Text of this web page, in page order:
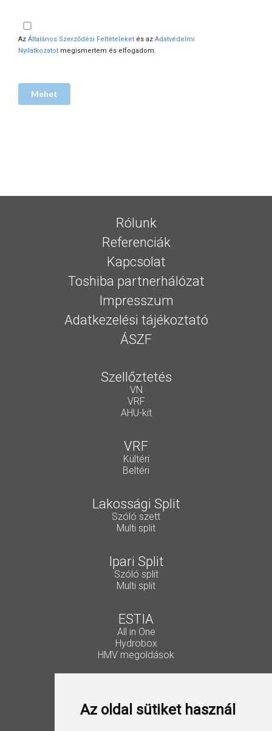
Az oldal sütiket használ
Az Általános Szerződési Feltételeket és az Adatvédelmi
Nyilatkozatot megismertem és elfogadom.
Rólunk
Referenciák
Kapcsolat
Toshiba partnerhálózat
Impresszum
Adatkezelési tájékoztató
ÁSZF
Szellőztetés
VN
VRF
AHU-kit
VRF
Kültéri
Beltéri
Lakossági Split
Szóló szett
Multi split
Ipari Split
Szóló split
Multi split
ESTIA
All in One
Hydrobox
HMV megoldások
Lakossági Split
Ipari Split